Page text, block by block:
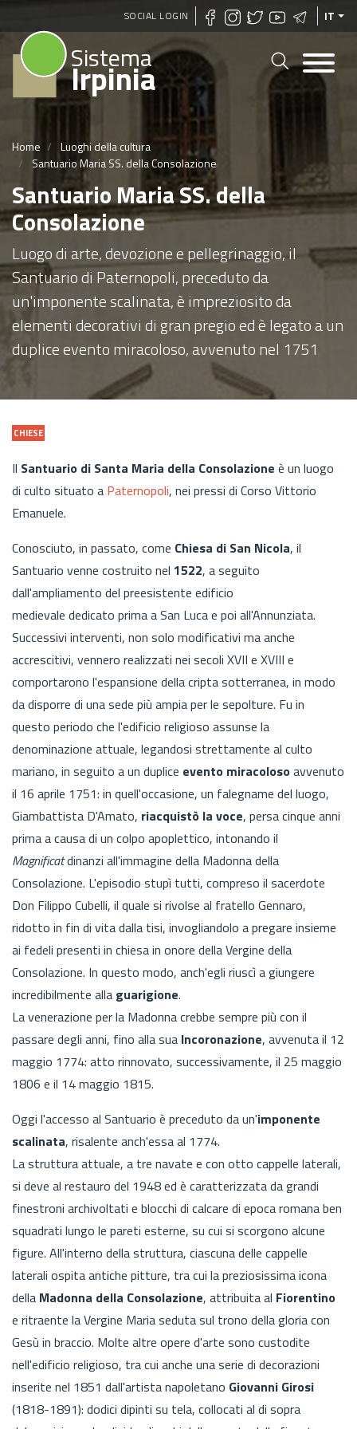
Salta
al
contenuto
principale
SOCIAL LOGIN IT
Sistema
Irpinia
Home
Luoghi della cultura
Santuario Maria SS. della Consolazione
Santuario Maria SS. della
Consolazione
Luogo di arte, devozione e pellegrinaggio, il
Santuario di Paternopoli, preceduto da
un'imponente scalinata, è impreziosito da
elementi decorativi di gran pregio ed è legato a un
duplice evento miracoloso, avvenuto nel 1751
CHIESE
Il Santuario di Santa Maria della Consolazione è un luogo
di culto situato a Paternopoli, nei pressi di Corso Vittorio
Emanuele.
Conosciuto, in passato, come Chiesa di San Nicola, il
Santuario venne costruito nel 1522, a seguito
dall'ampliamento del preesistente edificio
medievale dedicato prima a San Luca e poi all'Annunziata.
Successivi interventi, non solo modificativi ma anche
accrescitivi, vennero realizzati nei secoli XVII e XVIII e
comportarono l'espansione della cripta sotterranea, in modo
da disporre di una sede più ampia per le sepolture. Fu in
questo periodo che l'edificio religioso assunse la
denominazione attuale, legandosi strettamente al culto
mariano, in seguito a un duplice evento miracolosoavvenuto
il 16 aprile 1751: in quell'occasione, un falegname del luogo,
Giambattista D'Amato, riacquistò la voce, persa cinque anni
prima a causa di un colpo apoplettico, intonando il
Magnificatdinanzi all'immagine della Madonna della
Consolazione. L'episodio stupì tutti, compreso il sacerdote
Don Filippo Cubelli, il quale si rivolse al fratello Gennaro,
ridotto in fin di vita dalla tisi, invogliandolo a pregare insieme
ai fedeli presenti in chiesa in onore della Vergine della
Consolazione. In questo modo, anch'egli riuscì a giungere
incredibilmente alla guarigione.
La venerazione per la Madonna crebbe sempre più con il
passare degli anni, fino alla sua Incoronazione, avvenuta il 12
maggio 1774: atto rinnovato, successivamente, il 25 maggio
1806 e il 14 maggio 1815.
Oggi l'accesso al Santuario è preceduto da un'imponente
scalinata, risalente anch'essa al 1774.
La struttura attuale, a tre navate e con otto cappelle laterali,
si deve al restauro del 1948 ed è caratterizzata da grandi
finestroni archivoltati e blocchi di calcare di epoca romana ben
squadrati lungo le pareti esterne, su cui si scorgono alcune
figure. All'interno della struttura, ciascuna delle cappelle
laterali ospita antiche pitture, tra cui la preziosissima icona
della Madonna della Consolazione, attribuita al Fiorentino
e ritraente la Vergine Maria seduta sul trono della gloria con
Gesù in braccio. Molte altre opere d'arte sono custodite
nell'edificio religioso, tra cui anche una serie di decorazioni
inserite nel 1851 dall'artista napoletano Giovanni Girosi
(1818-1891): dodici dipinti su tela, collocati al di sopra